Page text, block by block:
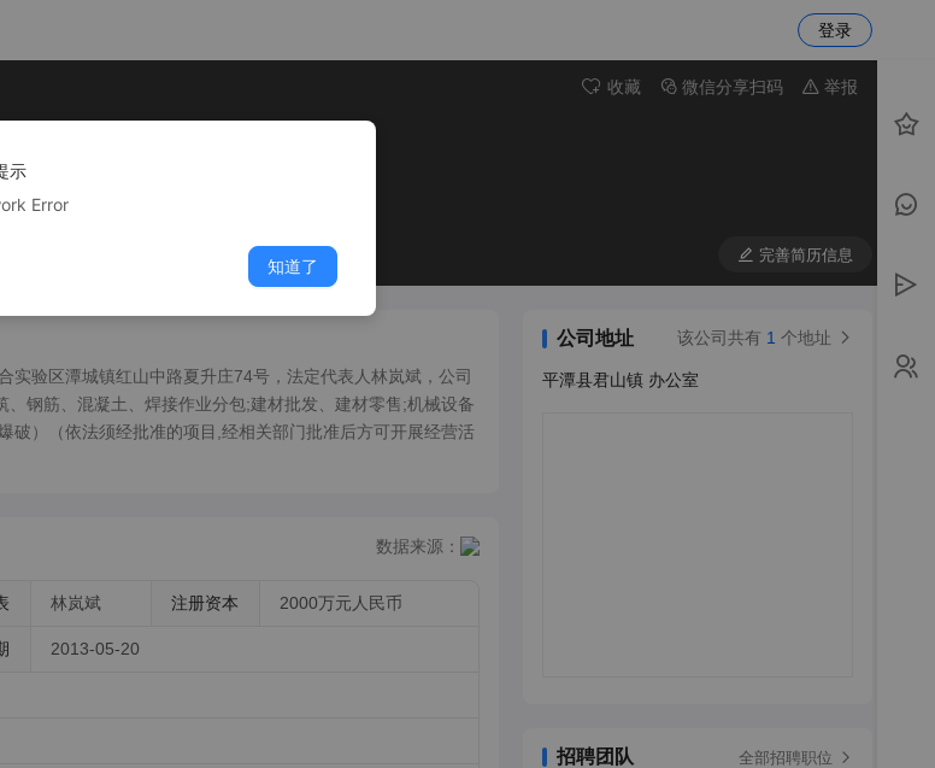
登录
收藏 微信分享扫码 举报
完善简历信息
验区潭城镇红山中路夏升庄74号，法定代表人林岚斌，公司
钢筋、混凝土、焊接作业分包;建材批发、建材零售;机械设备
破）（依法须经批准的项目,经相关部门批准后方可开展经营活
数据来源：
林岚斌 注册资本 2000万元人民币
2013-05-20
公司地址 该公司共有 1 个地址
平潭县君山镇 办公室
招聘团队 全部招聘职位
示
Error
知道了